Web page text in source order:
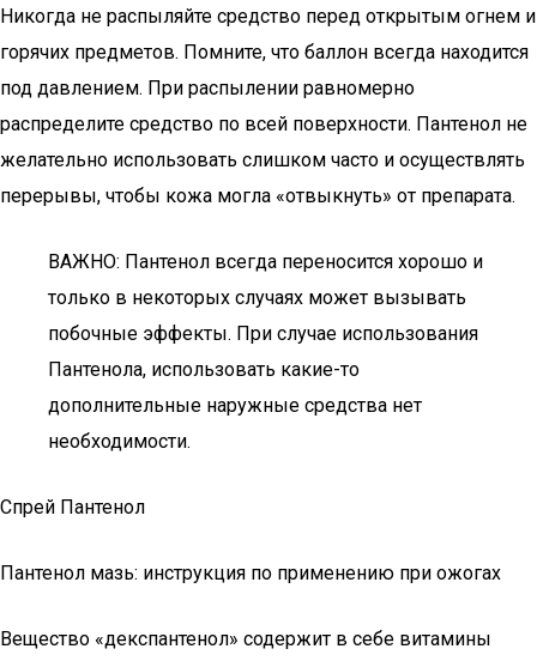
Никогда не распыляйте средство перед открытым огнем и
горячих предметов. Помните, что баллон всегда находится
под давлением. При распылении равномерно
распределите средство по всей поверхности. Пантенол не
желательно использовать слишком часто и осуществлять
перерывы, чтобы кожа могла «отвыкнуть» от препарата.
ВАЖНО: Пантенол всегда переносится хорошо и
только в некоторых случаях может вызывать
побочные эффекты. При случае использования
Пантенола, использовать какие-то
дополнительные наружные средства нет
необходимости.
Спрей Пантенол
Пантенол мазь: инструкция по применению при ожогах
Вещество «декспантенол» содержит в себе витамины